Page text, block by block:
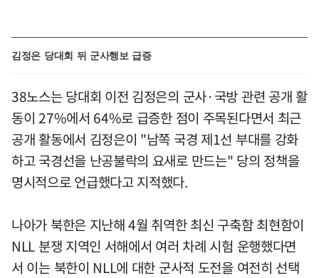
김정은 당대회 뒤 군사행보 급증
38노스는 당대회 이전 김정은의 군사·국방 관련 공개 활
동이 27%에서 64%로 급증한 점이 주목된다면서 최근
공개 활동에서 김정은이 "남쪽 국경 제1선 부대를 강화
하고 국경선을 난공불락의 요새로 만드는" 당의 정책을
명시적으로 언급했다고 지적했다.
나아가 북한은 지난해 4월 취역한 최신 구축함 최현함이
NLL 분쟁 지역인 서해에서 여러 차례 시험 운행했다면
서 이는 북한이 NLL에 대한 군사적 도전을 여전히 선택